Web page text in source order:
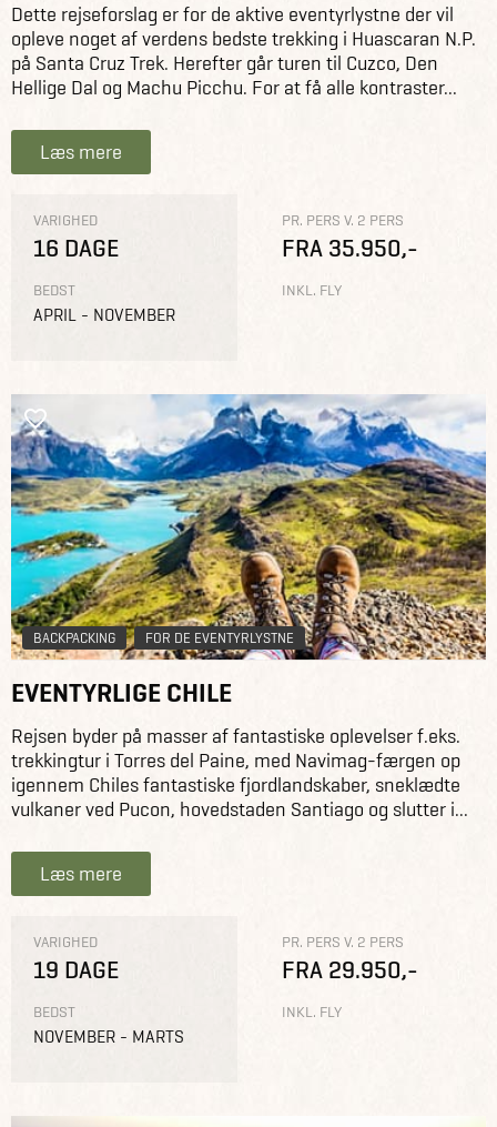
Dette rejseforslag er for de aktive eventyrlystne der vil
opleve noget af verdens bedste trekking i Huascaran N.P.
på Santa Cruz Trek. Herefter går turen til Cuzco, Den
Hellige Dal og Machu Picchu. For at få alle kontraster...
Læs mere
VARIGHED
16 DAGE
BEDST
APRIL - NOVEMBER
PR. PERS V. 2 PERS
FRA 35.950,-
INKL. FLY
BACKPACKING FOR DE EVENTYRLYSTNE
EVENTYRLIGE CHILE
Rejsen byder på masser af fantastiske oplevelser f.eks.
trekkingtur i Torres del Paine, med Navimag-færgen op
igennem Chiles fantastiske fjordlandskaber, sneklædte
vulkaner ved Pucon, hovedstaden Santiago og slutter i...
Læs mere
VARIGHED
19 DAGE
BEDST
NOVEMBER - MARTS
PR. PERS V. 2 PERS
FRA 29.950,-
INKL. FLY